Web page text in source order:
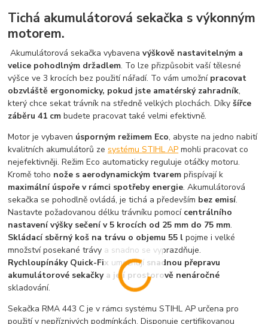
Tichá akumulátorová sekačka s výkonným
motorem.
Akumulátorová sekačka vybavenavýškově nastavitelným a
velice pohodlným držadlem. To lze přizpůsobit vaší tělesné
výšce ve 3 krocích bez použití nářadí. To vám umožní pracovat
obzvláště ergonomicky, pokud jste amatérský zahradník,
který chce sekat trávník na středně velkých plochách. Díkyšířce
záběru 41 cm budete pracovat také velmi efektivně.
Motor je vybaven úsporným režimem Eco, abyste na jedno nabití
kvalitních akumulátorů zesystému STIHL AP mohli pracovat co
nejefektivněji. Režim Eco automaticky reguluje otáčky motoru.
Kromě toho nože s aerodynamickým tvarem přispívají k
maximální úspoře v rámci spotřeby energie. Akumulátorová
sekačka se pohodlně ovládá, je tichá a především bez emisí.
Nastavte požadovanou délku trávníku pomocí centrálního
nastavení výšky sečení v 5 krocích od 25 mm do 75 mm.
Skládací sběrný koš na trávu o objemu 55 l pojme i velké
množství posekané trávy a snadno se vyprazdňuje.
Rychloupínáky Quick-Fix umožňují snadnou přepravu
akumulátorové sekačky a její prostorově nenáročné
skladování.
Sekačka RMA 443 C je v rámci systému STIHL AP určena pro
použití v nepříznivých podmínkách. Disponuje certifikovanou